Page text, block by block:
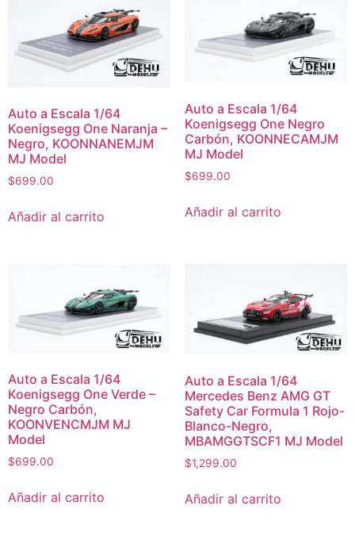
Auto a Escala 1/64
Koenigsegg One Naranja –
Negro, KOONNANEMJM
MJ Model
$699.00
Añadir al carrito
Auto a Escala 1/64
Koenigsegg One Negro
Carbón, KOONNECAMJM
MJ Model
$699.00
Añadir al carrito
Auto a Escala 1/64
Koenigsegg One Verde –
Negro Carbón,
KOONVENCMJM MJ
Model
$699.00
Añadir al carrito
Auto a Escala 1/64
Mercedes Benz AMG GT
Safety Car Formula 1 Rojo-
Blanco-Negro,
MBAMGGTSCF1 MJ Model
$1,299.00
Añadir al carrito